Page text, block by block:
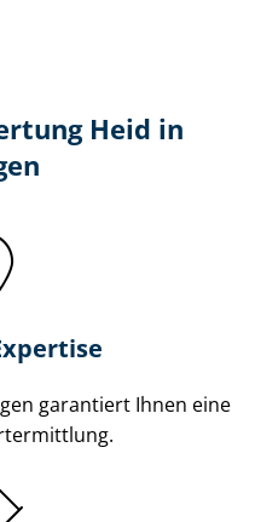
Heid in
garantiert Ihnen eine